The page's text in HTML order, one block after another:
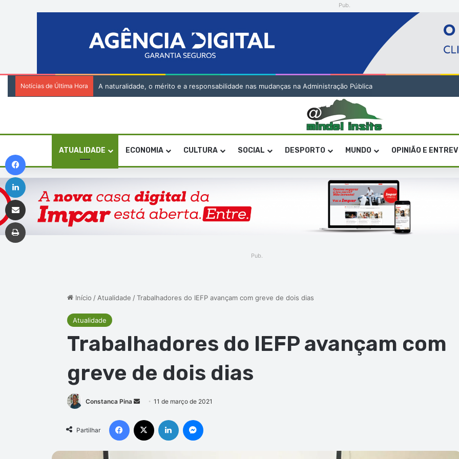
Pub.
Notícias de Última Hora A naturalidade, o mérito e a responsabilidade nas mudanças na Administração Pública
ATUALIDADE ECONOMIA CULTURA SOCIAL DESPORTO MUNDO OPINIÃO E
Pub.
Início / Atualidade / Trabalhadores do IEFP avançam com greve de dois dias
Atualidade
Trabalhadores do IEFP avançam com
greve de dois dias
Constanca Pina
Mande
e-
mail
11 de março de 2021
Partilhar
Facebook Linkedin
Linkedin
Imprimir